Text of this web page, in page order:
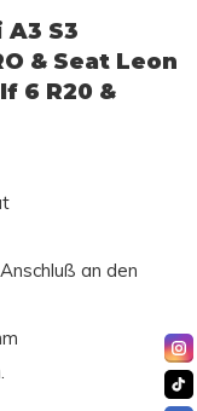
S3
& Seat Leon
6 R20 &
an den